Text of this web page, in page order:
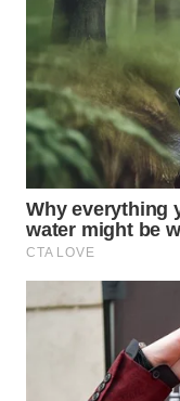
KEPULAUAN
SERIBU
WN
TANGERANG
WN
BINJAI
WN
INDRAMAYU